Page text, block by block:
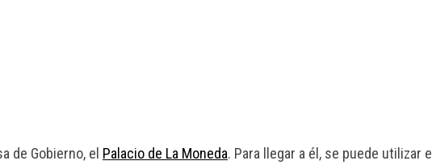
de Gobierno, el Palacio de La Moneda. Para llegar a él, se puede utilizar el